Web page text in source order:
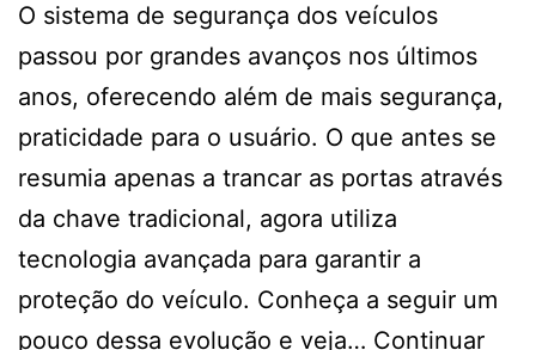
O sistema de segurança dos veículos
passou por grandes avanços nos últimos
anos, oferecendo além de mais segurança,
praticidade para o usuário. O que antes se
resumia apenas a trancar as portas através
da chave tradicional, agora utiliza
tecnologia avançada para garantir a
proteção do veículo. Conheça a seguir um
pouco dessa evolução e veja… Continuar